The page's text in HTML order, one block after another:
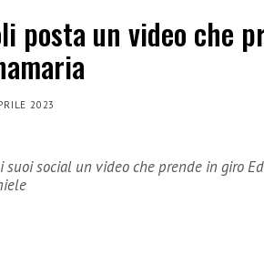
posta un video che
2023
suoi social un video che prende in giro